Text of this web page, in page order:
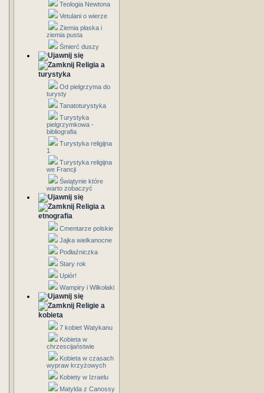
Teologia Newtona
Vetulani o wierze
Ziemia płaska i
ziemia pusta
Śmierć duszy
Religia a
turystyka
Od pielgrzyma do
turysty
Tanatoturystyka
Turystyka
pielgrzymkowa -
bibliografia
Turystyka religijna
1
Turystyka religijna
we Francji
Świątynie które
warto zobaczyć
Religia a
etnografia
Cmentarze polskie
Jajka wielkanocne
Podłaźniczka
Stary rok
Upiór!
Wampiry i Wilkołaki
Religie a
kobieta
7 kobiet Watykanu
Kobieta w
chrzescijaństwie
Kobieta w czasach
wypraw krzyżowych
Kobiety w Izraelu
Matylda z Canossy